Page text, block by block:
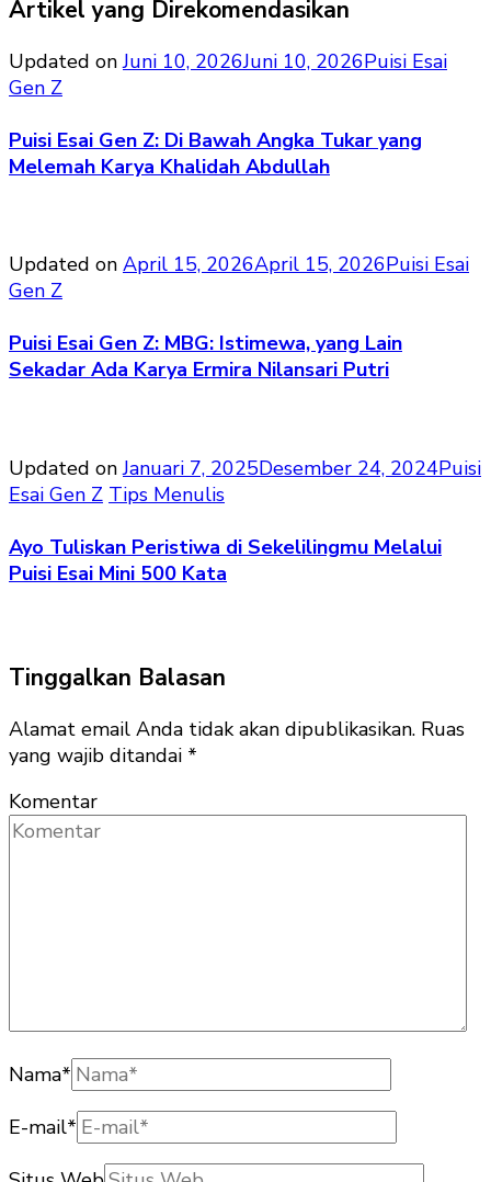
Artikel yang Direkomendasikan
Updated onJuni 10, 2026Juni 10, 2026Puisi Esai
Gen Z
Puisi Esai Gen Z: Di Bawah Angka Tukar yang
Melemah Karya Khalidah Abdullah
Updated on April 15, 2026April 15, 2026Puisi Esai
Gen Z
Puisi Esai Gen Z: MBG: Istimewa, yang Lain
Sekadar Ada Karya Ermira Nilansari Putri
Updated onJanuari 7, 2025Desember 24, 2024Puisi
Esai Gen Z Tips Menulis
Ayo Tuliskan Peristiwa di Sekelilingmu Melalui
Puisi Esai Mini 500 Kata
Tinggalkan Balasan
Alamat email Anda tidak akan dipublikasikan. Ruas
yang wajib ditandai *
Komentar
Nama*
E-mail*